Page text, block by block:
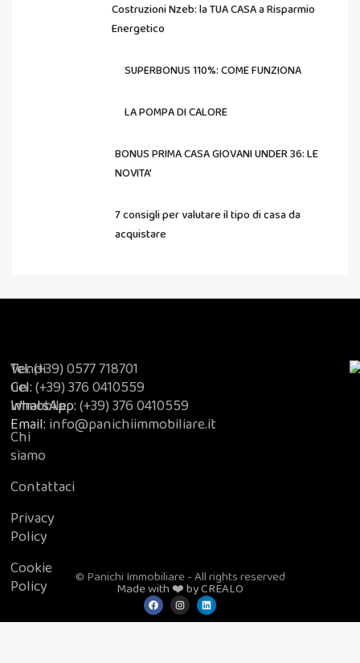
Costruzioni Nzeb: la TUA CASA a Risparmio
Energetico
SUPERBONUS 110%: COME FUNZIONA
LA POMPA DI CALORE
BONUS PRIMA CASA GIOVANI UNDER 36: LE
NOVITA’
7 consigli per valutare il tipo di casa da
acquistare
Vendi
un
immobile
Chi
siamo
Contattaci
Privacy
Policy
Cookie
Policy
Tel:(+39) 0577 718701
Cel:(+39) 376 0410559
WhatsApp:(+39) 376 0410559
Email: info@panichiimmobiliare.it
© Panichi Immobiliare - All rights reserved
Made with ❤️ by CREALO